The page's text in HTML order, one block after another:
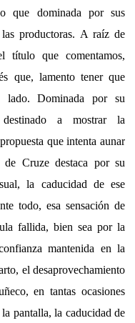
que dominada por sus
productoras. A raíz de
título que comentamos,
que, lamento tener que
lado. Dominada por su
a mostrar la
que intenta aunar
de Cruze destaca por su
la caducidad de ese
todo, esa sensación de
fallida, bien sea por la
mantenida en la
el desaprovechamiento
en tantas ocasiones
pantalla, la caducidad de